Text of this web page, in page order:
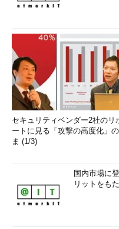
セキュリティベンダー2社のリ
ートに見る「攻撃の高度化」
ま (1/3)
国内市場に
リットをも